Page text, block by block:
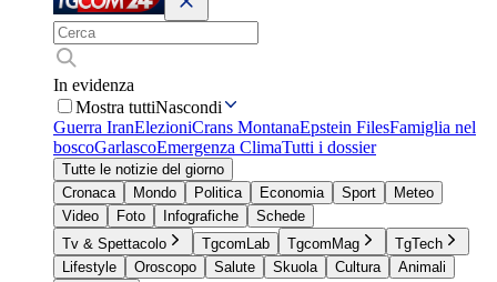
In evidenza
Mostra tuttiNascondi
Guerra IranElezioniCrans MontanaEpstein FilesFamiglia nel
boscoGarlascoEmergenza ClimaTutti i dossier
Tutte le notizie del giorno
Cronaca
Mondo Politica Economia Sport
Meteo
Video
Foto Infografiche
Schede
Tv & Spettacolo
TgcomLab TgcomMag
TgTech
Lifestyle
Oroscopo Salute Skuola Cultura
Animali